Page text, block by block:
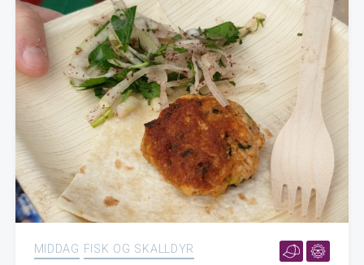
MIDDAG FISK OG SKALLDYR